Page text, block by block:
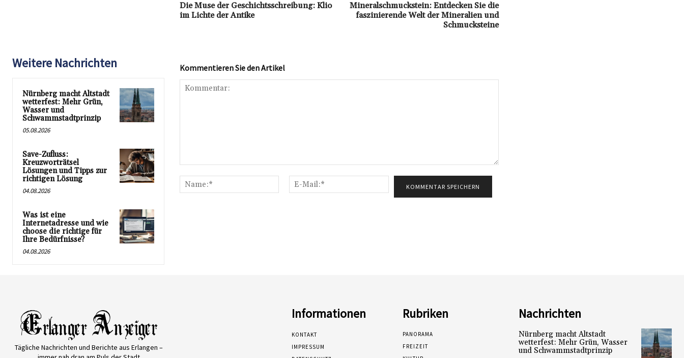
Die Muse der Geschichtsschreibung: Klio
im Lichte der Antike
Mineralschmuckstein: Entdecken Sie die
faszinierende Welt der Mineralien und
Schmucksteine
Weitere Nachrichten
Nürnberg macht Altstadt
wetterfest: Mehr Grün,
Wasser und
Schwammstadtprinzip
05.08.2026
Save-Zufluss:
Kreuzworträtsel
Lösungen und Tipps zur
richtigen Lösung
04.08.2026
Was ist eine
Internetadresse und wie
choose die richtige für
Ihre Bedürfnisse?
04.08.2026
Kommentieren Sie den Artikel
Name:*
Mail:*
Tägliche Nachrichten und Berichte aus Erlangen –
Informationen
KONTAKT
IMPRESSUM
Rubriken
PANORAMA
FREIZEIT
Nachrichten
Nürnberg macht Altstadt
wetterfest: Mehr Grün, Wasser
und Schwammstadtprinzip